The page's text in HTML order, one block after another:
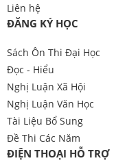
Liên hệ
ĐĂNG KÝ HỌC
Sách Ôn Thi Đại Học
Đọc - Hiểu
Nghị Luận Xã Hội
Nghị Luận Văn Học
Tài Liệu Bổ Sung
Đề Thi Các Năm
ĐIỆN THOẠI HỖ TRỢ